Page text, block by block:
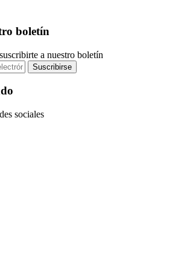
boletín
a nuestro boletín
Suscribirse
sociales